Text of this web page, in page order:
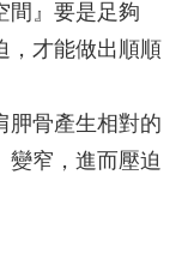
間 』要是足夠
，才能做出順順
胛骨產生相對的
變窄，進而壓迫